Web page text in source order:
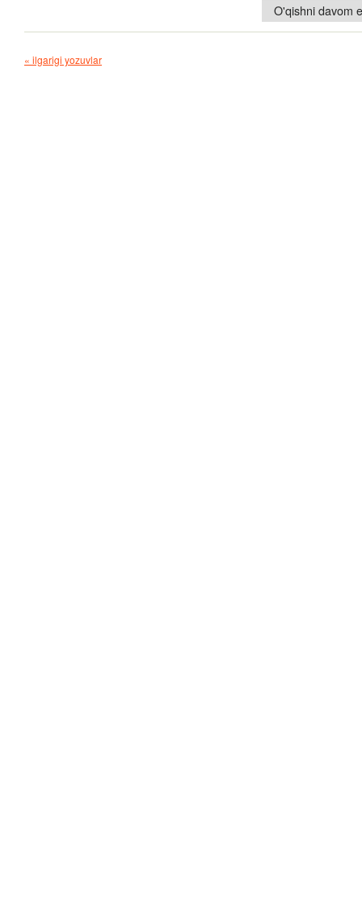
O'qishni davom
« ilgarigi yozuvlar